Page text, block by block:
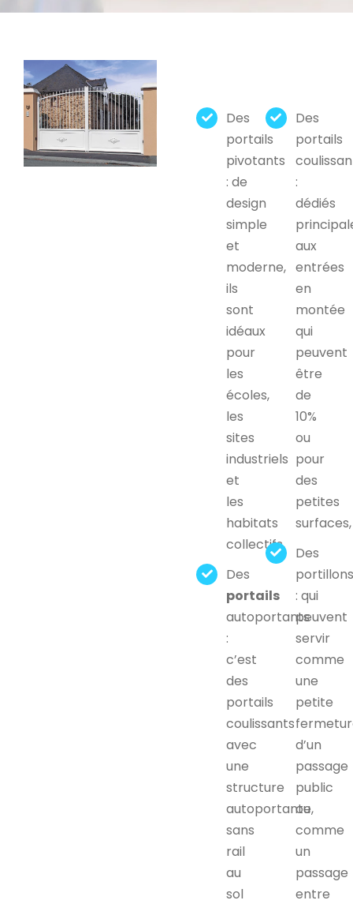
Des
portails
pivotants
: de
design
simple
et
moderne,
ils
sont
idéaux
pour
les
écoles,
les
sites
industriels
et
les
habitats
collectifs,
Des
portails
autoportants
:
c’est
des
portails
coulissants
avec
une
structure
autoportante,
sans
rail
au
sol
Des
portails
:
dédiés
aux
entrées
en
montée
qui
peuvent
être
de
10%
ou
pour
des
petites
surfaces,
Des
: qui
peuvent
servir
comme
une
petite
d’un
passage
public
ou
comme
un
passage
entre